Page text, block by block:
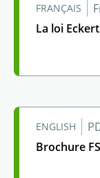
FRANÇAIS
La loi
ENGLISH
Brochure